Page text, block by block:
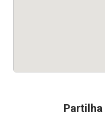
Partilha